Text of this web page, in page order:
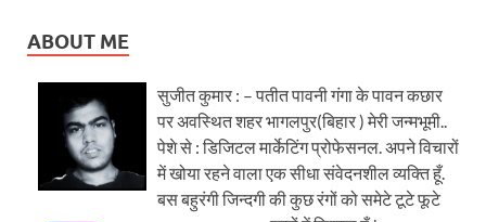
ABOUT ME
सुजीत कुमार : – पतीत पावनी गंगा के पावन कछार
पर अवस्थित शहर भागलपुर(बिहार ) मेरी जन्मभूमी..
पेशे से : डिजिटल मार्केटिंग प्रोफेसनल. अपने विचारों
में खोया रहने वाला एक सीधा संवेदनशील व्यक्ति हूँ.
बस बहुरंगी जिन्दगी की कुछ रंगों को समेटे टूटे फूटे